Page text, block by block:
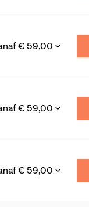
€ 59,00
€ 59,00
€ 59,00